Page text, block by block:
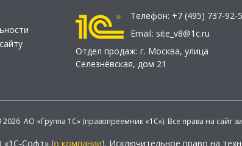
Телефон: +7 (495) 737-92-
Email: site_v8@1c.ru
Отдел продаж: г. Москва, улица
Селезнёвская, дом 21
2026 АО «Группа 1С» (правопреемник «1С»). Все права на сайт
Софт» (о компании). Исключительное право на